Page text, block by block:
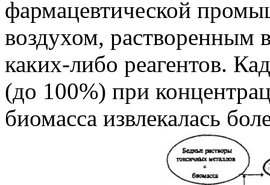
фармацевтической
воздухом, растворенным
каких-либо реагентов.
(до 100%) при
биомасса извлекалась